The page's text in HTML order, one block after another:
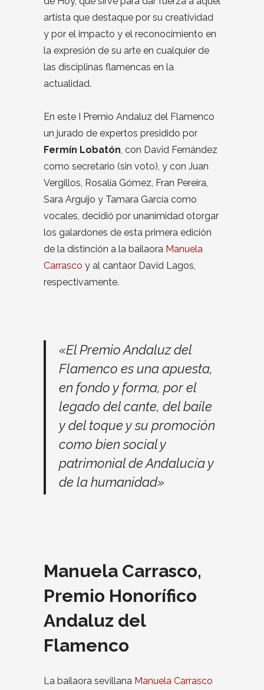
artista que destaque por su creatividad
y por el impacto y el reconocimiento en
la expresión de su arte en cualquier de
las disciplinas flamencas en la
actualidad.
En este I Premio Andaluz del Flamenco
un jurado de expertos presidido por
Fermín Lobatón , con David Fernández
como secretario (sin voto), y con Juan
Vergillos, Rosalía Gómez, Fran Pereira,
Sara Arguijo y Tamara García como
vocales, decidió por unanimidad otorgar
los galardones de esta primera edición
de la distinción a la bailaora Manuela
Carrasco y al cantaor David Lagos,
respectivamente.
«El Premio Andaluz del
Flamenco es una apuesta,
en fondo y forma, por el
legado del cante, del baile
y del toque y su promoción
como bien social y
patrimonial de Andalucía y
de la humanidad»
Manuela Carrasco,
Premio Honorífico
Andaluz del
Flamenco
La bailaora sevillana Manuela Carrasco